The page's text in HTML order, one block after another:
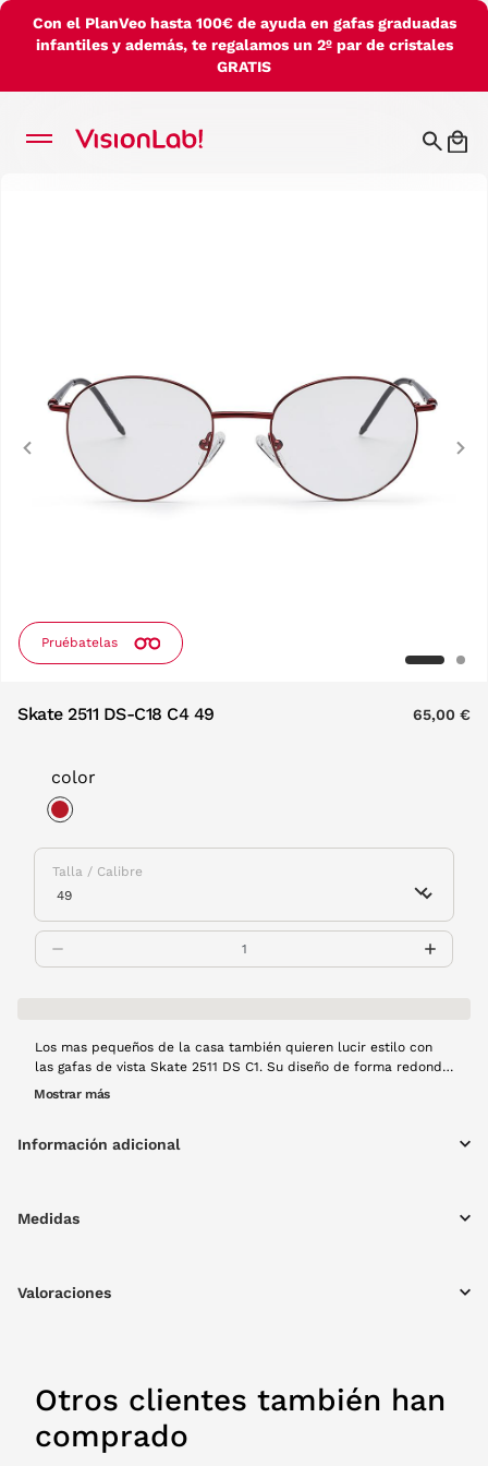
Con el PlanVeo hasta 100€ de ayuda en gafas graduadas
infantiles y además, te regalamos un 2º par de cristales
GRATIS
Pruébatelas
Previous
Skate 2511 DS-C18 C4 49 65,00 €
color
Talla / Calibre
Los mas pequeños de la casa también quieren lucir estilo con
las gafas de vista Skate 2511 DS C1. Su diseño de forma redonda
y montura metálica en color negro aporta un look moderno y
funcionalidad para cualquier ocasión
Mostrar más
Información adicional
Medidas
Valoraciones
Otros clientes también han
comprado